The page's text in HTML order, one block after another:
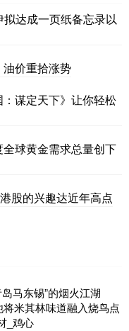
达成一页纸备忘录以
价重拾涨势
谋定天下》让你轻松
球黄金需求总量创下
股的兴趣达近年高点
马东锡”的烟火江湖
米其林味道融入烧鸟点
_鸡心